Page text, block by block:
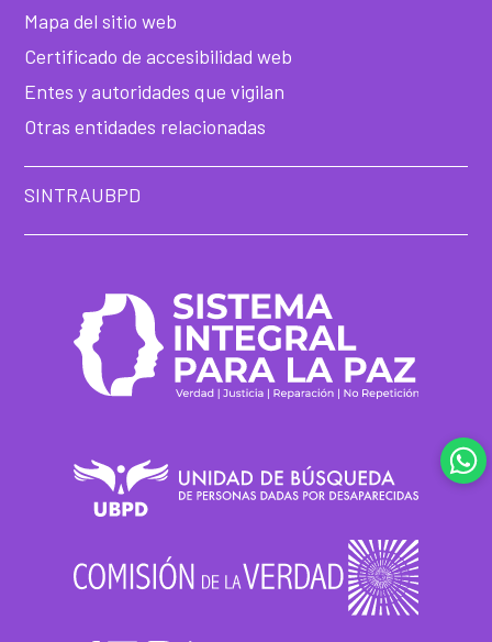
Mapa del sitio web
Certificado de accesibilidad web
Entes y autoridades que vigilan
Otras entidades relacionadas
SINTRAUBPD